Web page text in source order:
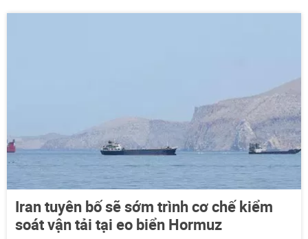
Iran tuyên bố sẽ sớm trình cơ chế kiểm
soát vận tải tại eo biển Hormuz